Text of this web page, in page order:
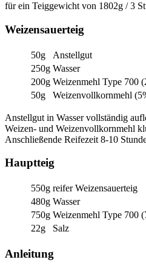
für ein Teiggewicht von 1802g / 3
Weizensauerteig
50g
Anstellgut
250g Wasser
200g Weizenmehl Type 700
50g
Weizenvollkornmehl
Anstellgut in Wasser vollständig
Weizen- und Weizenvollkornmehl
Anschließende Reifezeit 8-10
Hauptteig
550g reifer Weizensauerteig
480g Wasser
750g Weizenmehl Type 700
22g
Salz
Anleitung